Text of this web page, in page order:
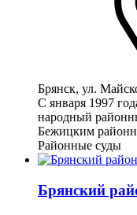
Брянск, ул.
С января 1997
народный
Бежицким
Районные суды
Брянский